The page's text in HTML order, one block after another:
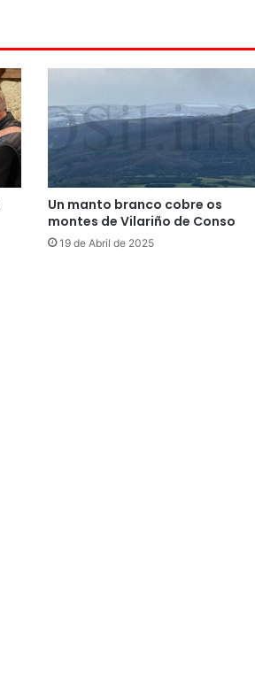
Un manto branco cobre os
montes de Vilariño de Conso
19 de Abril de 2025